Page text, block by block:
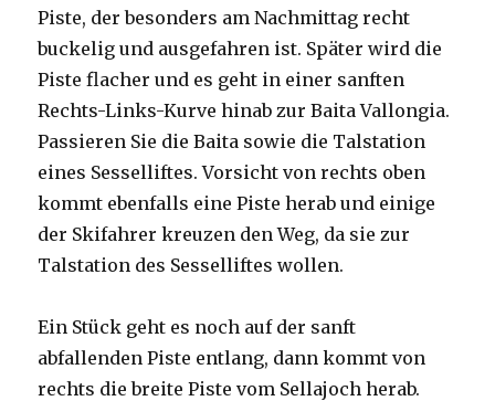
Piste, der besonders am Nachmittag recht
buckelig und ausgefahren ist. Später wird die
Piste flacher und es geht in einer sanften
Rechts-Links-Kurve hinab zur Baita Vallongia.
Passieren Sie die Baita sowie die Talstation
eines Sesselliftes. Vorsicht von rechts oben
kommt ebenfalls eine Piste herab und einige
der Skifahrer kreuzen den Weg, da sie zur
Talstation des Sesselliftes wollen.
Ein Stück geht es noch auf der sanft
abfallenden Piste entlang, dann kommt von
rechts die breite Piste vom Sellajoch herab.